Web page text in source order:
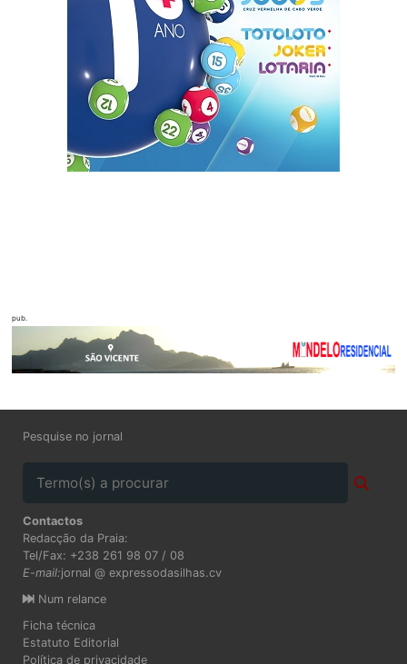
pub.
Pesquise no jornal
Contactos
Redacção da Praia:
Tel/Fax: +238 261 98 07 / 08
E-mail:jornal @ expressodasilhas.cv
Num relance
Ficha técnica
Estatuto Editorial
Política de privacidade